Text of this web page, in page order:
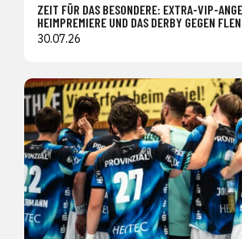
ZEIT FÜR DAS BESONDERE: EXTRA-VIP-
HEIMPREMIERE UND DAS DERBY GEGEN
30.07.26